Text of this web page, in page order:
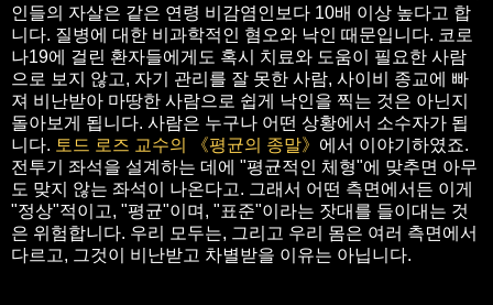
인들의 자살은 같은 연령 비감염인보다 10배 이상 높다고 합
니다. 질병에 대한 비과학적인 혐오와 낙인 때문입니다. 코로
나19에 걸린 환자들에게도 혹시 치료와 도움이 필요한 사람
으로 보지 않고, 자기 관리를 잘 못한 사람, 사이비 종교에 빠
져 비난받아 마땅한 사람으로 쉽게 낙인을 찍는 것은 아닌지
돌아보게 됩니다. 사람은 누구나 어떤 상황에서 소수자가 됩
니다. 토드 로즈 교수의 《평균의 종말》 에서 이야기하였죠.
전투기 좌석을 설계하는 데에 "평균적인 체형"에 맞추면 아무
도 맞지 않는 좌석이 나온다고. 그래서 어떤 측면에서든 이게
"정상"적이고, "평균"이며, "표준"이라는 잣대를 들이대는 것
은 위험합니다. 우리 모두는, 그리고 우리 몸은 여러 측면에서
다르고, 그것이 비난받고 차별받을 이유는 아닙니다.